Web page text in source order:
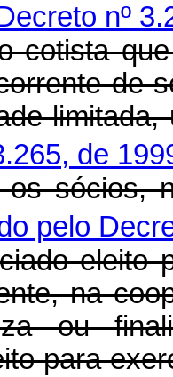
nº
cotista
de
de
sócios,
pelo
eleito
na
ou
para